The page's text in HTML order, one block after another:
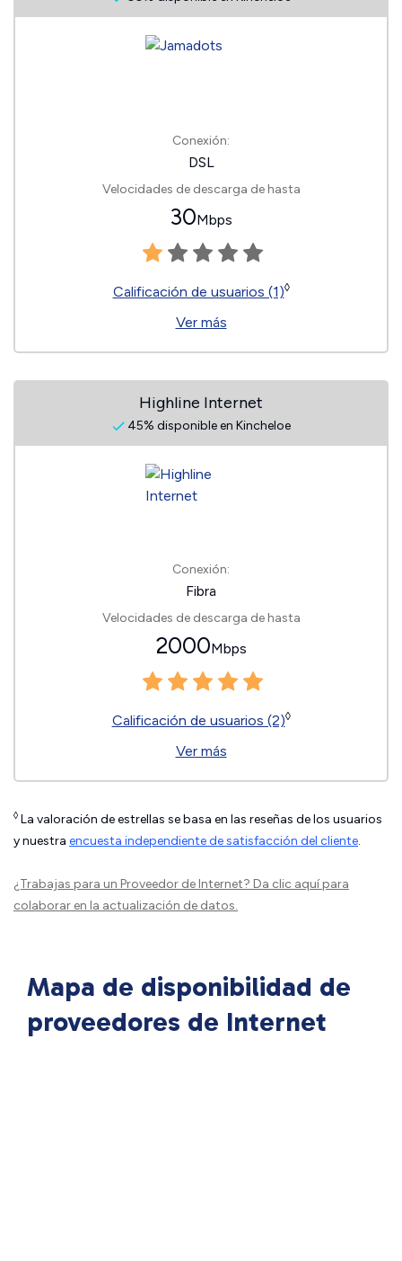
Conexión:
DSL
Velocidades de descarga de hasta
30Mbps
Calificación de usuarios (1)◊
Ver más
Highline Internet
45% disponible en Kincheloe
Conexión:
Fibra
Velocidades de descarga de hasta
2000Mbps
Calificación de usuarios (2)◊
Ver más
◊ La valoración de estrellas se basa en las reseñas de los usuarios
y nuestra encuesta independiente de satisfacción del cliente.
¿Trabajas para un Proveedor de Internet? Da clic aquípara
colaborar en la actualización de datos.
Mapa de disponibilidad de
proveedores de Internet